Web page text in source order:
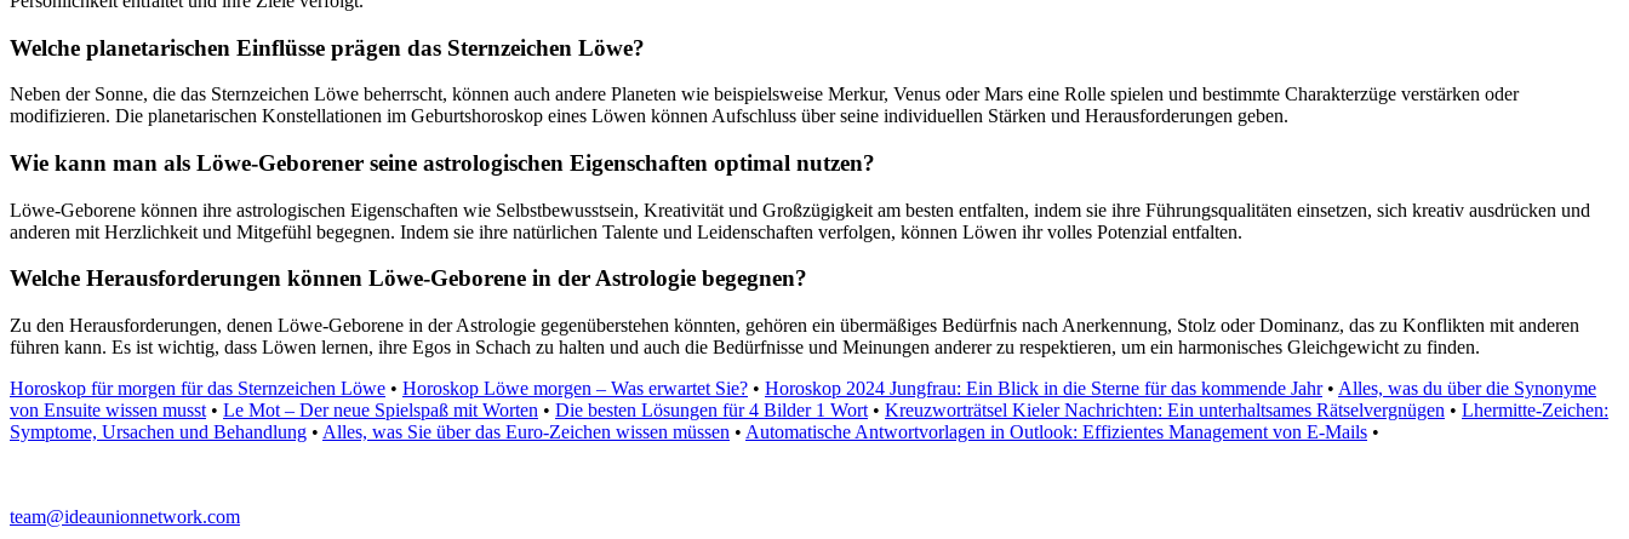
Welche planetarischen Einflüsse prägen das Sternzeichen Löwe?
Neben der Sonne, die das Sternzeichen Löwe beherrscht, können auch andere Planeten wie beispielsweise Merkur, Venus oder Mars eine Rolle spielen und bestimmte Charakterzüge verstärken oder
modifizieren. Die planetarischen Konstellationen im Geburtshoroskop eines Löwen können Aufschluss über seine individuellen Stärken und Herausforderungen geben.
Wie kann man als Löwe-Geborener seine astrologischen Eigenschaften optimal nutzen?
Löwe-Geborene können ihre astrologischen Eigenschaften wie Selbstbewusstsein, Kreativität und Großzügigkeit am besten entfalten, indem sie ihre Führungsqualitäten einsetzen, sich kreativ ausdrücken und
anderen mit Herzlichkeit und Mitgefühl begegnen. Indem sie ihre natürlichen Talente und Leidenschaften verfolgen, können Löwen ihr volles Potenzial entfalten.
Welche Herausforderungen können Löwe-Geborene in der Astrologie begegnen?
Zu den Herausforderungen, denen Löwe-Geborene in der Astrologie gegenüberstehen könnten, gehören ein übermäßiges Bedürfnis nach Anerkennung, Stolz oder Dominanz, das zu Konflikten mit anderen
führen kann. Es ist wichtig, dass Löwen lernen, ihre Egos in Schach zu halten und auch die Bedürfnisse und Meinungen anderer zu respektieren, um ein harmonisches Gleichgewicht zu finden.
Horoskop für morgen für das Sternzeichen Löwe • Horoskop Löwe morgen – Was erwartet Sie? • Horoskop 2024 Jungfrau: Ein Blick in die Sterne für das kommende Jahr• Alles, was du über die Synonyme
von Ensuite wissen musst • Le Mot – Der neue Spielspaß mit Worten • Die besten Lösungen für 4 Bilder 1 Wort • Kreuzworträtsel Kieler Nachrichten: Ein unterhaltsames Rätselvergnügen • Lhermitte-Zeichen:
Symptome, Ursachen und Behandlung • Alles, was Sie über das Euro-Zeichen wissen müssen • Automatische Antwortvorlagen in Outlook: Effizientes Management von E-Mails •
team@ideaunionnetwork.com